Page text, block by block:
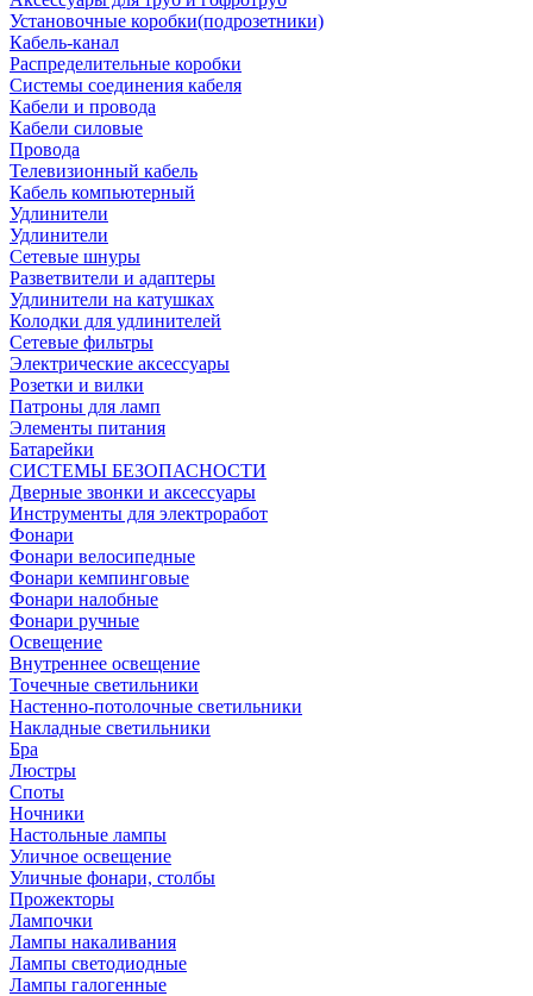
Установочные коробки(подрозетники)
Кабель-канал
Распределительные коробки
Системы соединения кабеля
Кабели и провода
Кабели силовые
Провода
Телевизионный кабель
Кабель компьютерный
Удлинители
Удлинители
Сетевые шнуры
Разветвители и адаптеры
Удлинители на катушках
Колодки для удлинителей
Сетевые фильтры
Электрические аксессуары
Розетки и вилки
Патроны для ламп
Элементы питания
Батарейки
СИСТЕМЫ БЕЗОПАСНОСТИ
Дверные звонки и аксессуары
Инструменты для электроработ
Фонари
Фонари велосипедные
Фонари кемпинговые
Фонари налобные
Фонари ручные
Освещение
Внутреннее освещение
Точечные светильники
Настенно-потолочные светильники
Накладные светильники
Бра
Люстры
Споты
Ночники
Настольные лампы
Уличное освещение
Уличные фонари, столбы
Прожекторы
Лампочки
Лампы накаливания
Лампы светодиодные
Лампы галогенные